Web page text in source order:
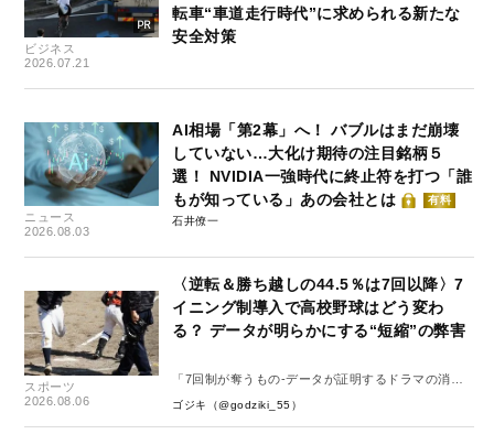
ビジネス
2026.07.21
転車“車道走行時代”に求められる新たな
安全対策
ニュース
2026.08.03
AI相場「第2幕」へ！ バブルはまだ崩壊
していない…大化け期待の注目銘柄５
選！ NVIDIA一強時代に終止符を打つ「誰
もが知っている」あの会社とは
有料
石井僚一
スポーツ
2026.08.06
〈逆転＆勝ち越しの44.5％は7回以降〉7
イニング制導入で高校野球はどう変わ
る？ データが明らかにする“短縮”の弊害
「7回制が奪うもの-データが証明するドラマの消
失-」
ゴジキ（@godziki_55）